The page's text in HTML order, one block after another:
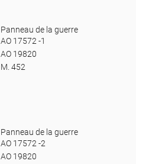
Panneau de la guerre
AO 17572 -1
AO 19820
M. 452
Panneau de la guerre
AO 17572 -2
AO 19820